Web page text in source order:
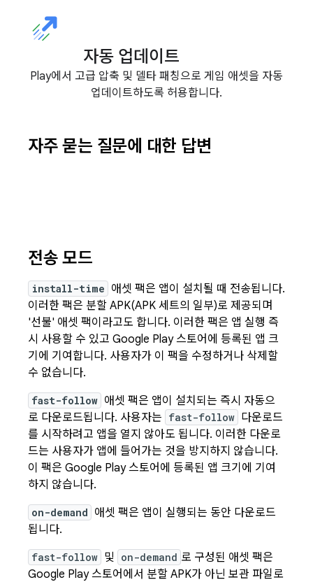
자동 업데이트
Play에서 고급 압축 및 델타 패칭으로 게임 애셋을 자동
업데이트하도록 허용합니다.
자주 묻는 질문에 대한 답변
전송 모드
install-time 애셋 팩은 앱이 설치될 때 전송됩니다.
이러한 팩은 분할 APK(APK 세트의 일부)로 제공되며
'선불' 애셋 팩이라고도 합니다. 이러한 팩은 앱 실행 즉
시 사용할 수 있고 Google Play 스토어에 등록된 앱 크
기에 기여합니다. 사용자가 이 팩을 수정하거나 삭제할
수 없습니다.
fast-follow 애셋 팩은 앱이 설치되는 즉시 자동으
로 다운로드됩니다. 사용자는 fast-follow 다운로드
를 시작하려고 앱을 열지 않아도 됩니다. 이러한 다운로
드는 사용자가 앱에 들어가는 것을 방지하지 않습니다.
이 팩은 Google Play 스토어에 등록된 앱 크기에 기여
하지 않습니다.
on-demand 애셋 팩은 앱이 실행되는 동안 다운로드
됩니다.
fast-follow 및 on-demand 로 구성된 애셋 팩은
Google Play 스토어에서 분할 APK가 아닌 보관 파일로